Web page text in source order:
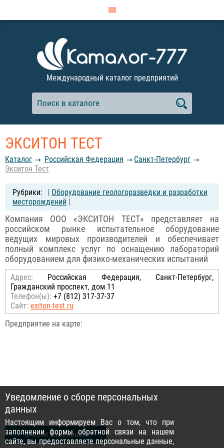
Международный каталог предприятий
ЭКСИТОН ТЕСТ
Каталог Российcкая Федерация
Санкт-Петербург
Экситон Тест
| Оборудование геологоразведки и разработки
месторождений |
Компания ООО «ЭКСИТОН ТЕСТ» представляет на
российском рынке испытательное оборудование
ведущих мировых производителей и обеспечивает
полный комплекс услуг по оснащению лабораторий
оборудованием для физико-механических испытаний
Адрес: Российcкая Федерация, Санкт-Петербург,
Гражданский проспект, дом 11
Телефон(ы): +7 (812) 317-37-37
Сайт: exiton-test.ru
Предприятие на карте:
внести изменения
Уведомление о сборе персональных
данных
Настоящим информируем Вас о том, что при
заполнении формы обратной связи на нашем
сайте, вы предоставляете персональные данные,